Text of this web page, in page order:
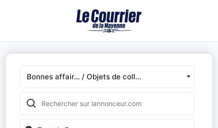
Bonnes affair... / Objets de coll...